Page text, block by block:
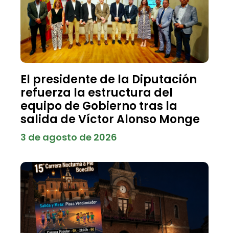
El presidente de la Diputación
refuerza la estructura del
equipo de Gobierno tras la
salida de Víctor Alonso Monge
3 de agosto de 2026